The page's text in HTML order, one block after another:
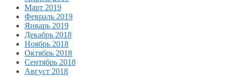
Март 2019
Февраль 2019
Январь 2019
Декабрь 2018
Ноябрь 2018
Октябрь 2018
Сентябрь 2018
Август 2018